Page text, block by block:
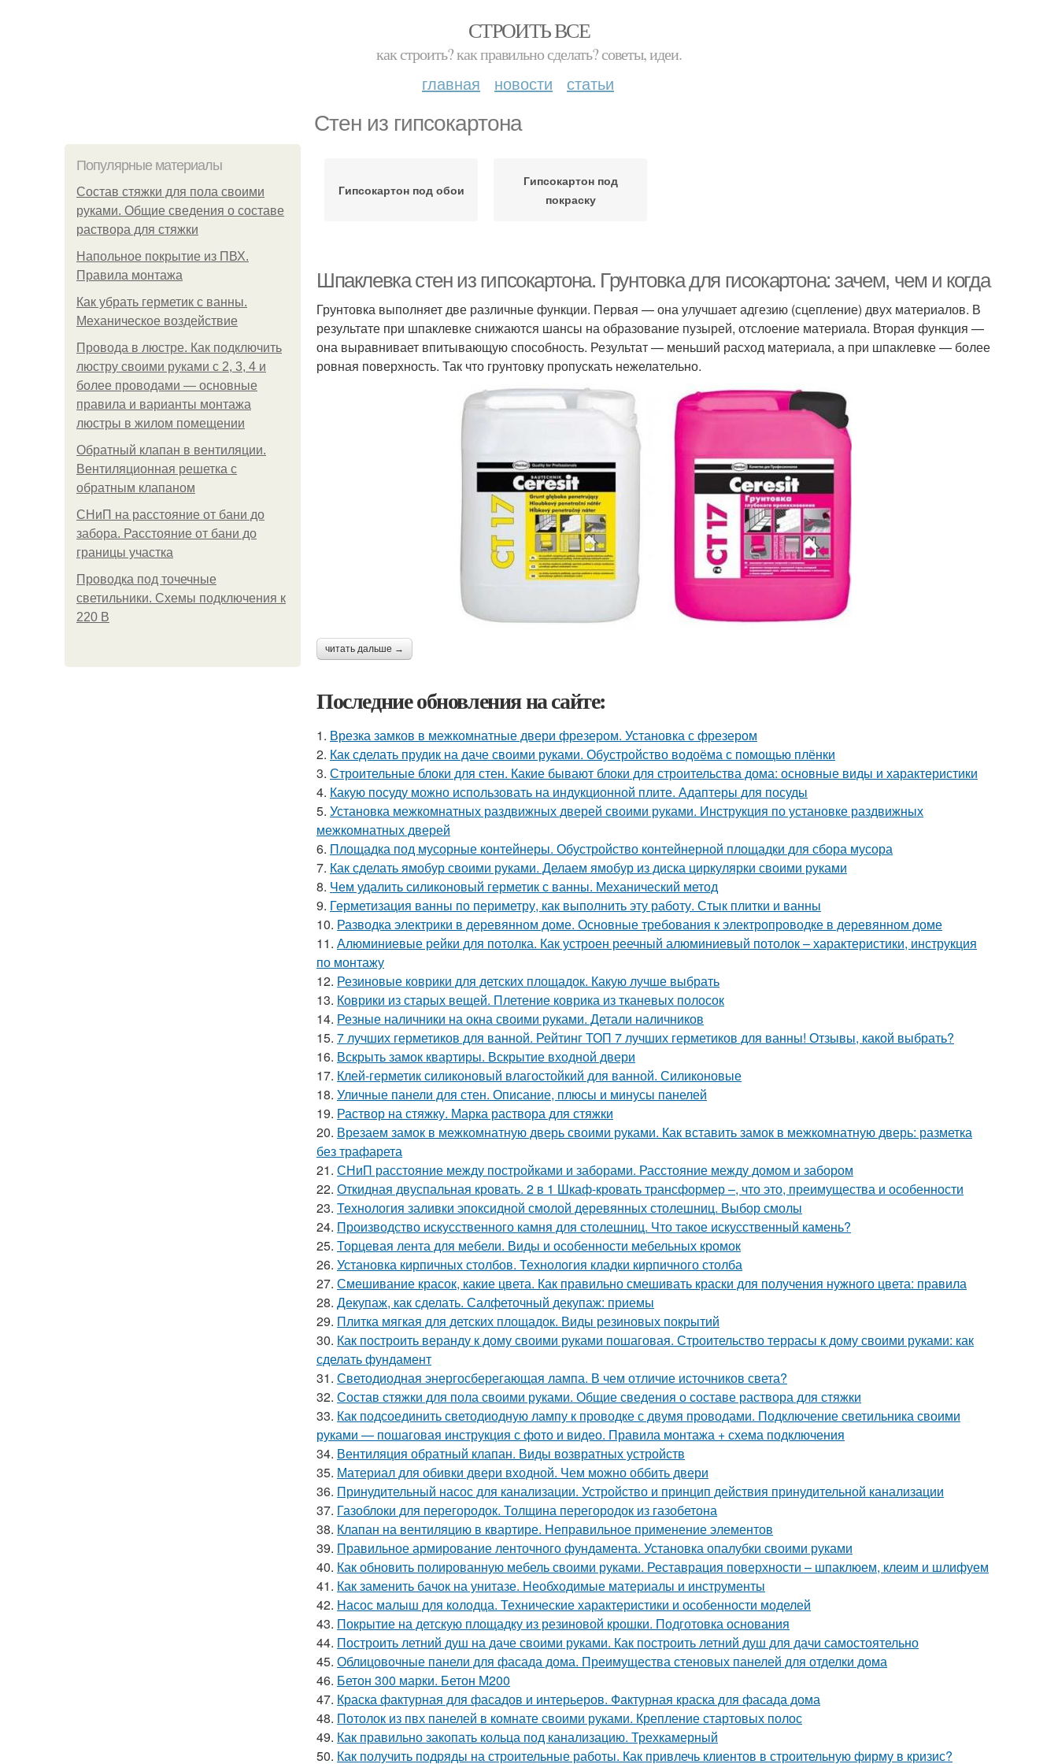
СТРОИТЬ ВСЕ
как строить? как правильно сделать? советы, идеи.
главная новости статьи
Стен из гипсокартона
Популярные материалы
Состав стяжки для пола своими
руками. Общие сведения о составе
раствора для стяжки
Напольное покрытие из ПВХ.
Правила монтажа
Как убрать герметик с ванны.
Механическое воздействие
Провода в люстре. Как подключить
люстру своими руками с 2, 3, 4 и
более проводами — основные
правила и варианты монтажа
люстры в жилом помещении
Обратный клапан в вентиляции.
Вентиляционная решетка с
обратным клапаном
СНиП на расстояние от бани до
забора. Расстояние от бани до
границы участка
Проводка под точечные
светильники. Схемы подключения к
220 В
Гипсокартон под обои
Гипсокартон под
покраску
Шпаклевка стен из гипсокартона. Грунтовка для гисокартона: зачем, чем и когда
Грунтовка выполняет две различные функции. Первая — она улучшает адгезию (сцепление) двух материалов. В
результате при шпаклевке снижаются шансы на образование пузырей, отслоение материала. Вторая функция —
она выравнивает впитывающую способность. Результат — меньший расход материала, а при шпаклевке — более
ровная поверхность. Так что грунтовку пропускать нежелательно.
читать дальше →
Последние обновления на сайте:
1. Врезка замков в межкомнатные двери фрезером. Установка с фрезером
2. Как сделать прудик на даче своими руками. Обустройство водоёма с помощью плёнки
3. Строительные блоки для стен. Какие бывают блоки для строительства дома: основные виды и характеристики
4. Какую посуду можно использовать на индукционной плите. Адаптеры для посуды
5. Установка межкомнатных раздвижных дверей своими руками. Инструкция по установке раздвижных
межкомнатных дверей
6. Площадка под мусорные контейнеры. Обустройство контейнерной площадки для сбора мусора
7. Как сделать ямобур своими руками. Делаем ямобур из диска циркулярки своими руками
8. Чем удалить силиконовый герметик с ванны. Механический метод
9. Герметизация ванны по периметру, как выполнить эту работу. Стык плитки и ванны
10. Разводка электрики в деревянном доме. Основные требования к электропроводке в деревянном доме
11. Алюминиевые рейки для потолка. Как устроен реечный алюминиевый потолок – характеристики, инструкция
по монтажу
12. Резиновые коврики для детских площадок. Какую лучше выбрать
13. Коврики из старых вещей. Плетение коврика из тканевых полосок
14. Резные наличники на окна своими руками. Детали наличников
15. 7 лучших герметиков для ванной. Рейтинг ТОП 7 лучших герметиков для ванны! Отзывы, какой выбрать?
16. Вскрыть замок квартиры. Вскрытие входной двери
17. Клей-герметик силиконовый влагостойкий для ванной. Силиконовые
18. Уличные панели для стен. Описание, плюсы и минусы панелей
19. Раствор на стяжку. Марка раствора для стяжки
20. Врезаем замок в межкомнатную дверь своими руками. Как вставить замок в межкомнатную дверь: разметка
без трафарета
21. СНиП расстояние между постройками и заборами. Расстояние между домом и забором
22. Откидная двуспальная кровать. 2 в 1 Шкаф-кровать трансформер –, что это, преимущества и особенности
23. Технология заливки эпоксидной смолой деревянных столешниц. Выбор смолы
24. Производство искусственного камня для столешниц. Что такое искусственный камень?
25. Торцевая лента для мебели. Виды и особенности мебельных кромок
26. Установка кирпичных столбов. Технология кладки кирпичного столба
27. Смешивание красок, какие цвета. Как правильно смешивать краски для получения нужного цвета: правила
28. Декупаж, как сделать. Салфеточный декупаж: приемы
29. Плитка мягкая для детских площадок. Виды резиновых покрытий
30. Как построить веранду к дому своими руками пошаговая. Строительство террасы к дому своими руками: как
сделать фундамент
31. Светодиодная энергосберегающая лампа. В чем отличие источников света?
32. Состав стяжки для пола своими руками. Общие сведения о составе раствора для стяжки
33. Как подсоединить светодиодную лампу к проводке с двумя проводами. Подключение светильника своими
руками — пошаговая инструкция с фото и видео. Правила монтажа + схема подключения
34. Вентиляция обратный клапан. Виды возвратных устройств
35. Материал для обивки двери входной. Чем можно оббить двери
36. Принудительный насос для канализации. Устройство и принцип действия принудительной канализации
37. Газоблоки для перегородок. Толщина перегородок из газобетона
38. Клапан на вентиляцию в квартире. Неправильное применение элементов
39. Правильное армирование ленточного фундамента. Установка опалубки своими руками
40. Как обновить полированную мебель своими руками. Реставрация поверхности – шпаклюем, клеим и шлифуем
41. Как заменить бачок на унитазе. Необходимые материалы и инструменты
42. Насос малыш для колодца. Технические характеристики и особенности моделей
43. Покрытие на детскую площадку из резиновой крошки. Подготовка основания
44. Построить летний душ на даче своими руками. Как построить летний душ для дачи самостоятельно
45. Облицовочные панели для фасада дома. Преимущества стеновых панелей для отделки дома
46. Бетон 300 марки. Бетон М200
47. Краска фактурная для фасадов и интерьеров. Фактурная краска для фасада дома
48. Потолок из пвх панелей в комнате своими руками. Крепление стартовых полос
49. Как правильно закопать кольца под канализацию. Трехкамерный
50. Как получить подряды на строительные работы. Как привлечь клиентов в строительную фирму в кризис?